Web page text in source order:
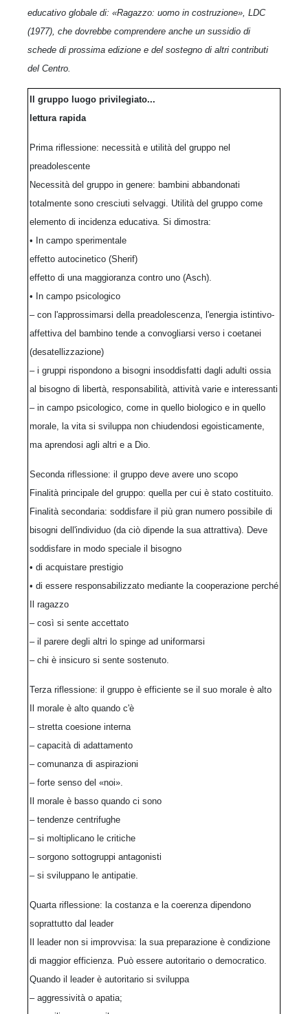
educativo globale di: «Ragazzo: uomo in costruzione», LDC
(1977), che dovrebbe comprendere anche un sussidio di
schede di prossima edizione e del sostegno di altri contributi
del Centro.
Il gruppo luogo privilegiato...
lettura rapida
Prima riflessione: necessità e utilità del gruppo nel
preadolescente
Necessità del gruppo in genere: bambini abbandonati
totalmente sono cresciuti selvaggi. Utilità del gruppo come
elemento di incidenza educativa. Si dimostra:
• In campo sperimentale
effetto autocinetico (Sherif)
effetto di una maggioranza contro uno (Asch).
• In campo psicologico
– con l'approssimarsi della preadolescenza, l'energia istintivo-
affettiva del bambino tende a convogliarsi verso i coetanei
(desatellizzazione)
– i gruppi rispondono a bisogni insoddisfatti dagli adulti ossia
al bisogno di libertà, responsabilità, attività varie e interessanti
– in campo psicologico, come in quello biologico e in quello
morale, la vita si sviluppa non chiudendosi egoisticamente,
ma aprendosi agli altri e a Dio.
Seconda riflessione: il gruppo deve avere uno scopo
Finalità principale del gruppo: quella per cui è stato costituito.
Finalità secondaria: soddisfare il più gran numero possibile di
bisogni dell'individuo (da ciò dipende la sua attrattiva). Deve
soddisfare in modo speciale il bisogno
• di acquistare prestigio
• di essere responsabilizzato mediante la cooperazione perché
Il ragazzo
– così si sente accettato
– il parere degli altri lo spinge ad uniformarsi
– chi è insicuro si sente sostenuto.
Terza riflessione: il gruppo è efficiente se il suo morale è alto
Il morale è alto quando c'è
– stretta coesione interna
– capacità di adattamento
– comunanza di aspirazioni
– forte senso del «noi».
Il morale è basso quando ci sono
– tendenze centrifughe
– si moltiplicano le critiche
– sorgono sottogruppi antagonisti
– si sviluppano le antipatie.
Quarta riflessione: la costanza e la coerenza dipendono
soprattutto dal leader
Il leader non si improvvisa: la sua preparazione è condizione
di maggior efficienza. Può essere autoritario o democratico.
Quando il leader è autoritario si sviluppa
– aggressività o apatia;